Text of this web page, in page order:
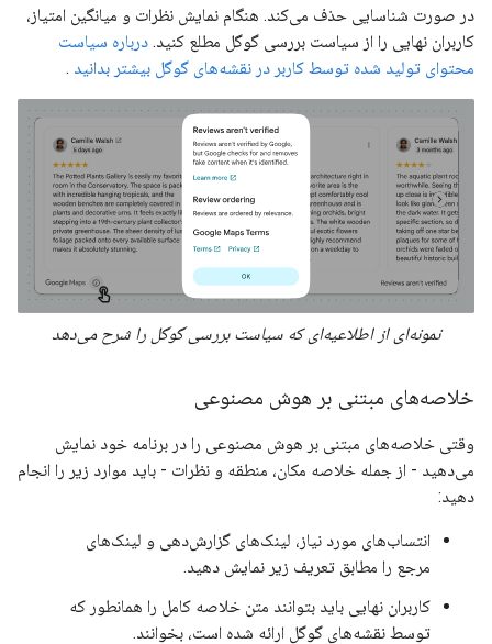
در صورت شناسایی حذف می‌کند. هنگام نمایش نظرات و میانگین امتیاز،
کاربران نهایی را از سیاست بررسی گوگل مطلع کنید. درباره سیاست
محتوای تولید شده توسط کاربر در نقشه‌های گوگل بیشتر بدانید .
نمونه‌ای از اطلاعیه‌ای که سیاست بررسی گوگل را شرح می‌دهد
خلاصه‌های مبتنی بر هوش مصنوعی
وقتی خلاصه‌های مبتنی بر هوش مصنوعی را در برنامه خود نمایش
می‌دهید - از جمله خلاصه مکان، منطقه و نظرات - باید موارد زیر را انجام
دهید:
انتساب‌های مورد نیاز، لینک‌های گزارش‌دهی و لینک‌های
مرجع را مطابق تعریف زیر نمایش دهید.
کاربران نهایی باید بتوانند متن خلاصه کامل را همانطور که
توسط نقشه‌های گوگل ارائه شده است، بخوانند.